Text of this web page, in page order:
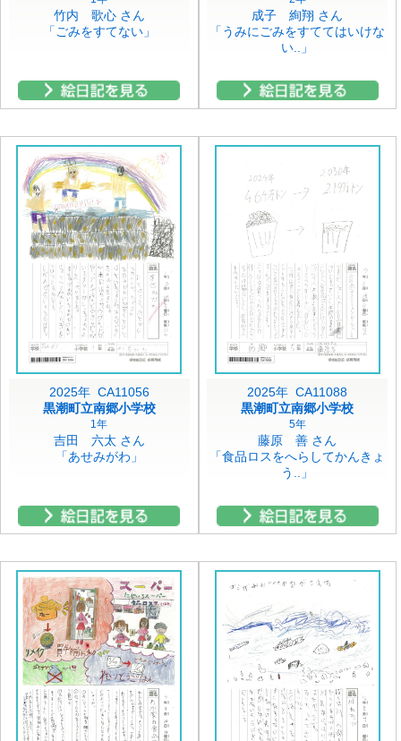
竹内 歌心 さん
「ごみをすてない」
成子 絢翔 さん
「うみにごみをすててはいけな
い..」
2025年 CA11056
黒潮町立南郷小学校
1年
吉田 六太 さん
「あせみがわ」
2025年 CA11088
黒潮町立南郷小学校
5年
藤原 善 さん
「食品ロスをへらしてかんきょ
う..」